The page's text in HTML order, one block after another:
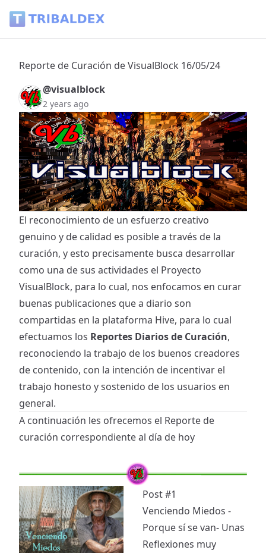
Reporte de Curación de VisualBlock 16/05/24
@visualblock
2 years ago
El reconocimiento de un esfuerzo creativo
genuino y de calidad es posible a través de la
curación, y esto precisamente busca desarrollar
como una de sus actividades el Proyecto
VisualBlock, para lo cual, nos enfocamos en curar
buenas publicaciones que a diario son
compartidas en la plataforma Hive, para lo cual
efectuamos los Reportes Diarios de Curación,
reconociendo la trabajo de los buenos creadores
de contenido, con la intención de incentivar el
trabajo honesto y sostenido de los usuarios en
general.
A continuación les ofrecemos el Reporte de
curación correspondiente al día de hoy
Post #1
Venciendo Miedos -
Porque sí se van- Unas
Reflexiones muy